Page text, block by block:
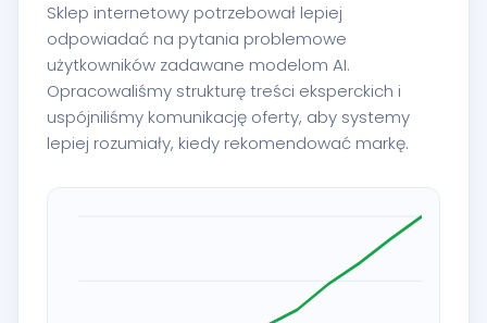
Sklep internetowy potrzebował lepiej
odpowiadać na pytania problemowe
użytkowników zadawane modelom AI.
Opracowaliśmy strukturę treści eksperckich i
uspójniliśmy komunikację oferty, aby systemy
lepiej rozumiały, kiedy rekomendować markę.